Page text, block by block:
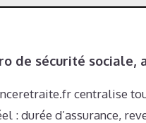
de sécurité sociale,
centralise
: durée d’assurance,